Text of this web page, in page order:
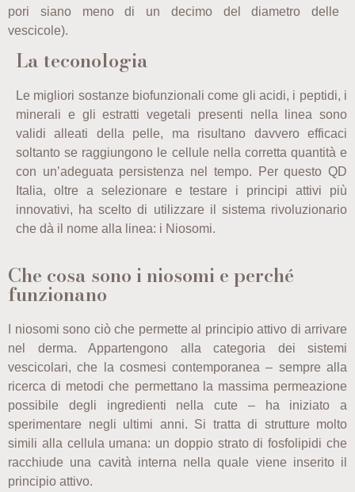
pori siano meno di un decimo del diametro delle
vescicole).
La teconologia
Le migliori sostanze biofunzionali come gli acidi, i peptidi, i
minerali e gli estratti vegetali presenti nella linea sono
validi alleati della pelle, ma risultano davvero efficaci
soltanto se raggiungono le cellule nella corretta quantità e
con un’adeguata persistenza nel tempo. Per questo QD
Italia, oltre a selezionare e testare i principi attivi più
innovativi, ha scelto di utilizzare il sistema rivoluzionario
che dà il nome alla linea: i Niosomi.
Che cosa sono i niosomi e perché
funzionano
I niosomi sono ciò che permette al principio attivo di arrivare
nel derma. Appartengono alla categoria dei sistemi
vescicolari, che la cosmesi contemporanea – sempre alla
ricerca di metodi che permettano la massima permeazione
possibile degli ingredienti nella cute – ha iniziato a
sperimentare negli ultimi anni. Si tratta di strutture molto
simili alla cellula umana: un doppio strato di fosfolipidi che
racchiude una cavità interna nella quale viene inserito il
principio attivo.